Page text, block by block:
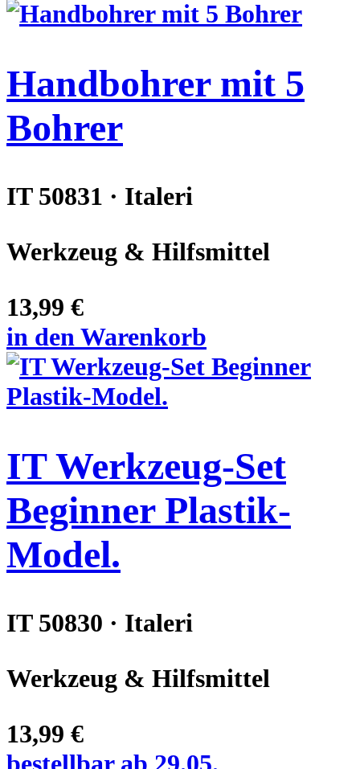
Handbohrer mit 5
Bohrer
IT 50831 · Italeri
Werkzeug & Hilfsmittel
13,99 €
in den Warenkorb
IT Werkzeug-Set
Beginner Plastik-
Model.
IT 50830 · Italeri
Werkzeug & Hilfsmittel
13,99 €
bestellbar ab 29.05.